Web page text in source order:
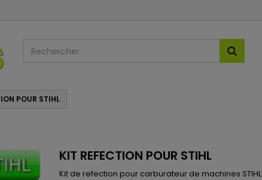
POUR STIHL
KIT REFECTION POUR STIHL
Kit de refection pour carburateur de machines STIHL